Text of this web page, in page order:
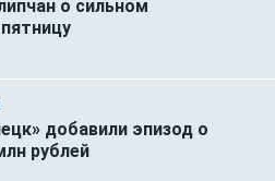
о сильном
добавили эпизод о
рублей